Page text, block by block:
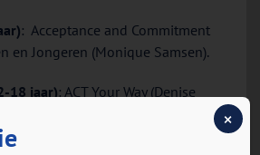
: Acceptance and Commitment
en Jongeren (Monique Samsen).
18 jaar): ACT Your Way (Denise
and Commitment Therapy
×